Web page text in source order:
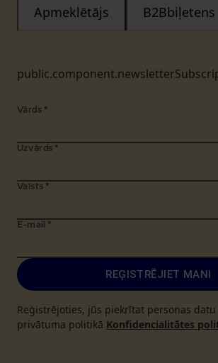
Apmeklētājs B2Bbiļetens
Vārds *
Uzvārds *
Valsts *
E-mail *
REĢISTRĒJIET MANI
Reģistrējoties, jūs piekrītat personas
privātuma politikā Konfidencialitātes